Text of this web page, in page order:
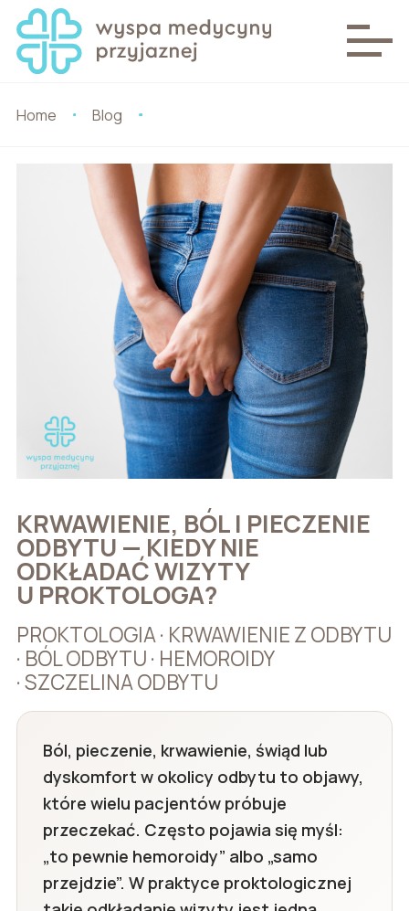
Home Blog
KRWAWIENIE, BÓL I PIECZENIE
ODBYTU — KIEDY NIE
ODKŁADAĆ WIZYTY
U PROKTOLOGA?
PROKTOLOGIA · KRWAWIENIE Z ODBYTU
· BÓL ODBYTU · HEMOROIDY
· SZCZELINA ODBYTU
Ból, pieczenie, krwawienie, świąd lub
dyskomfort w okolicy odbytu to objawy,
które wielu pacjentów próbuje
przeczekać. Często pojawia się myśl:
„to pewnie hemoroidy” albo „samo
przejdzie”. W praktyce proktologicznej